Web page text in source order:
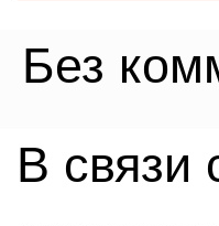
Без
В связи